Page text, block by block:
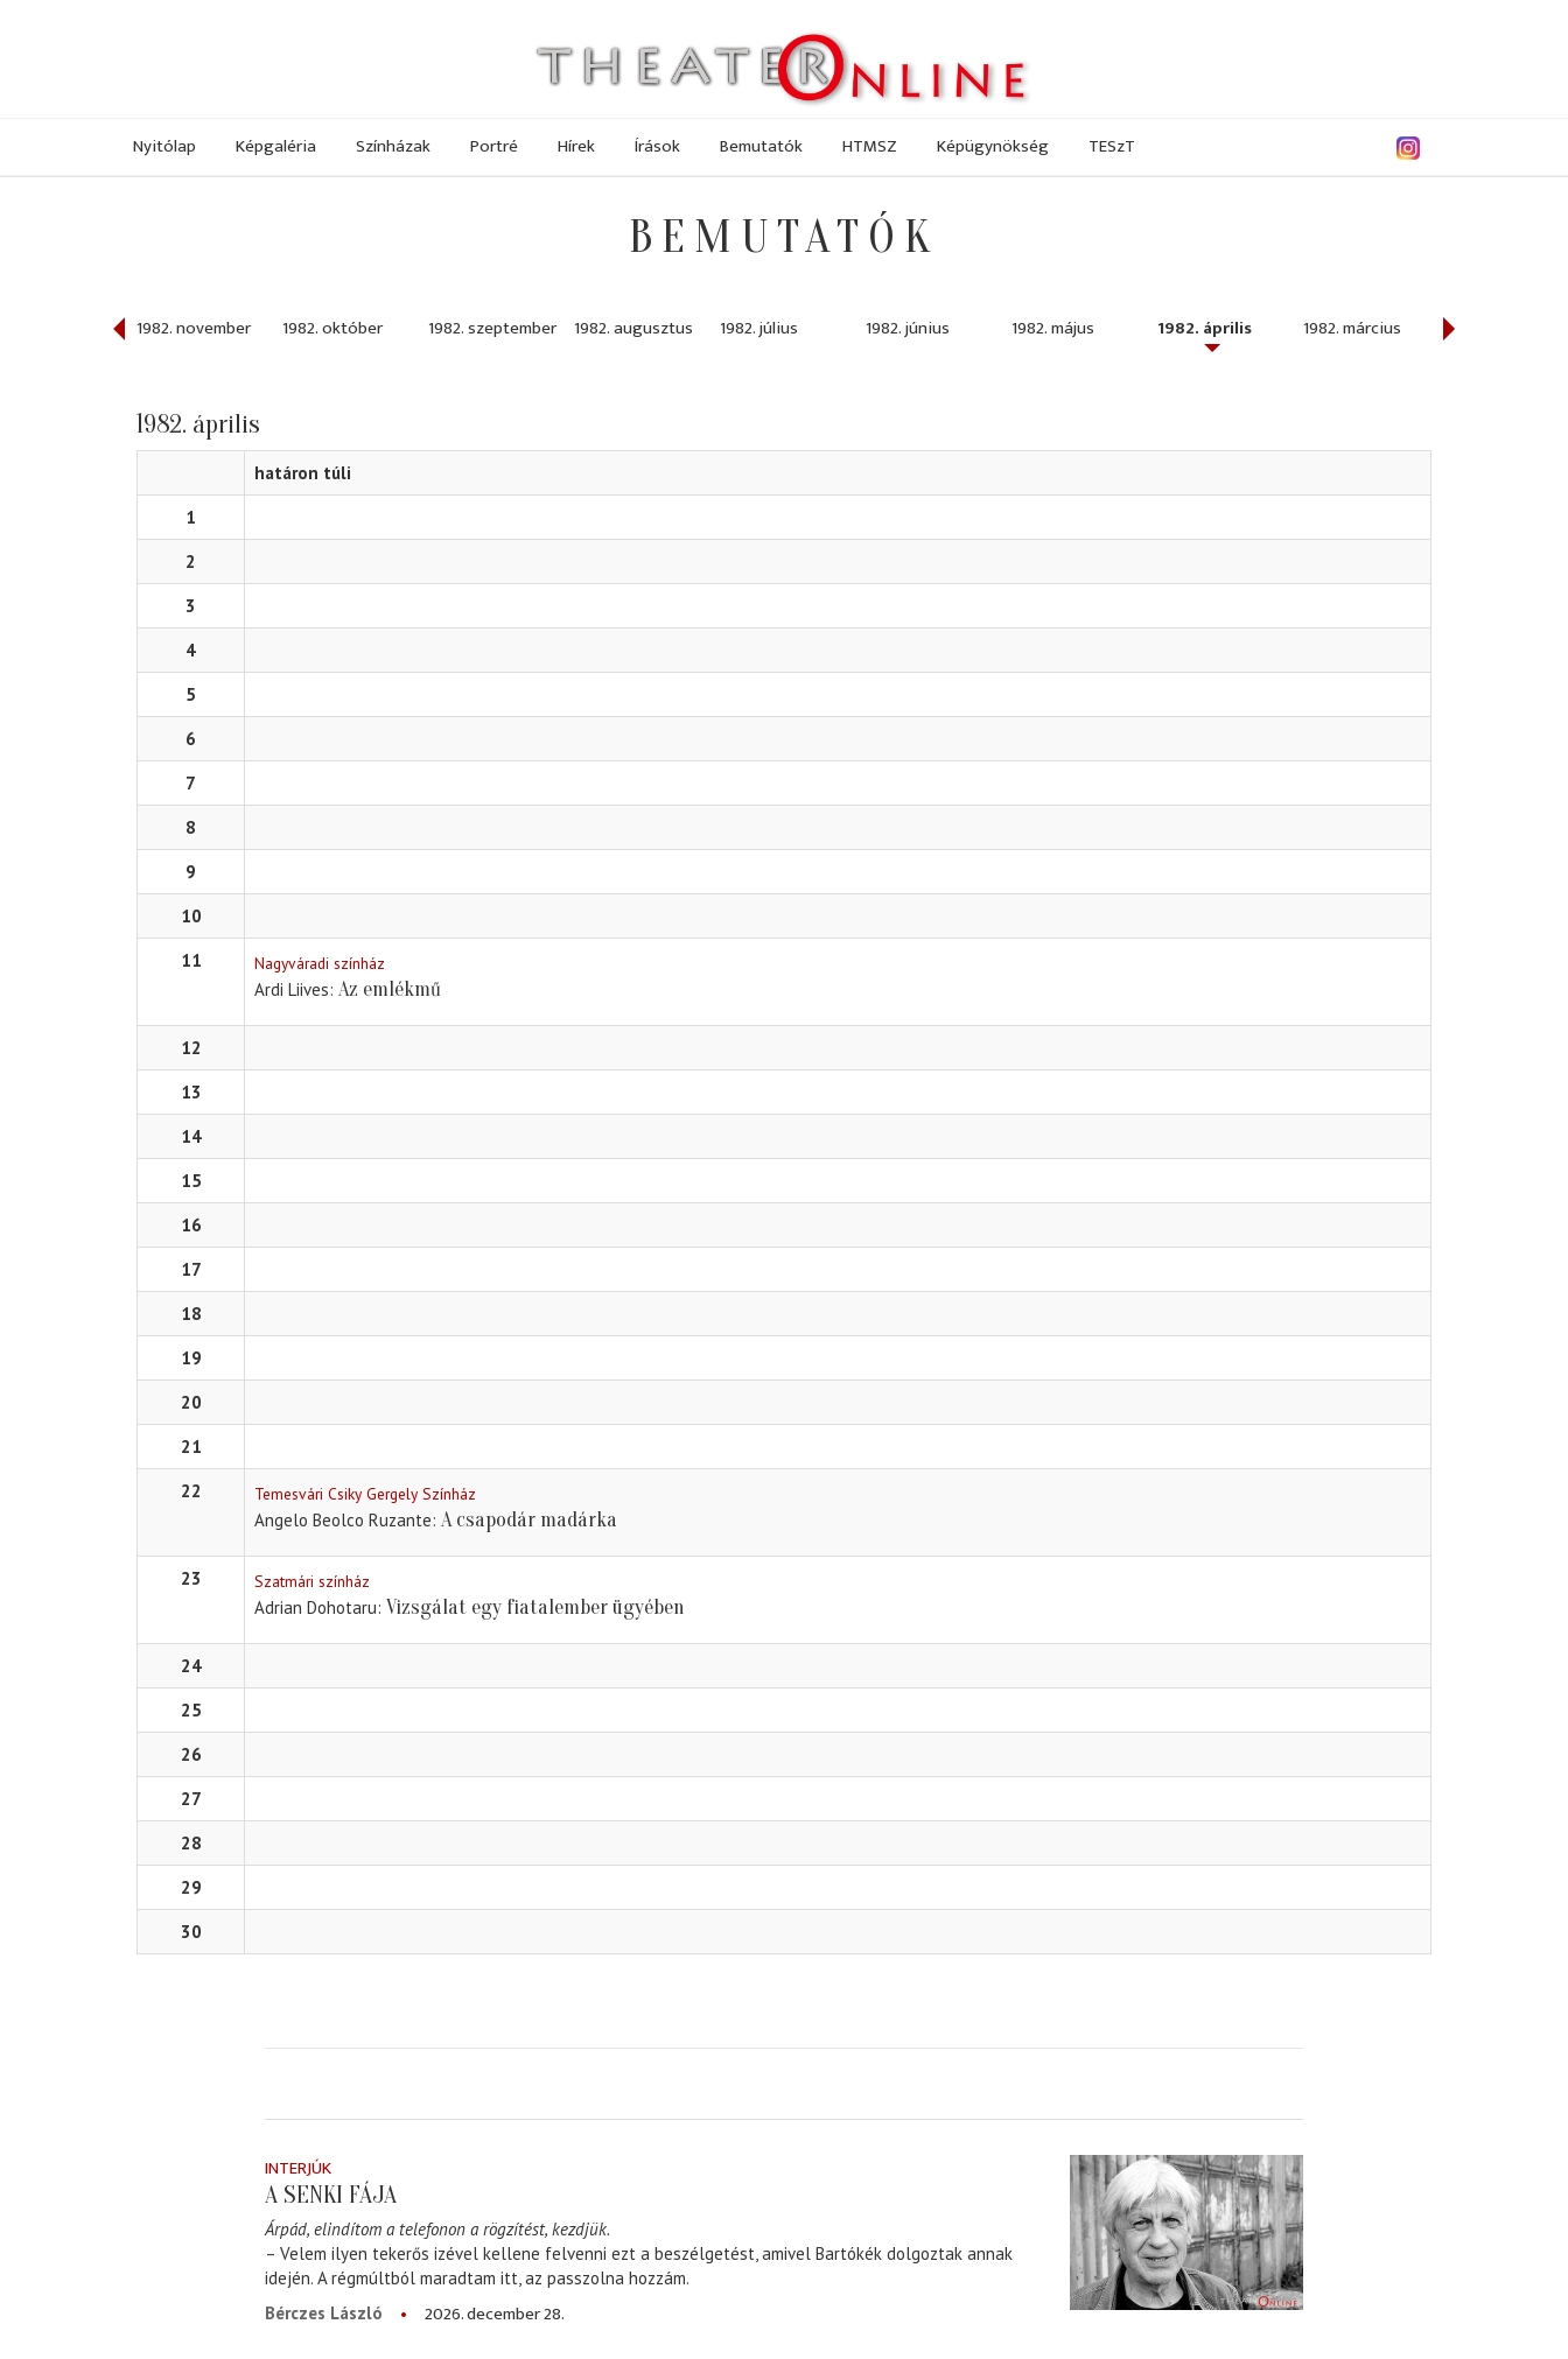
Nyitólap Képgaléria Színházak Portré Hírek Írások Bemutatók HTMSZ Képügynökség TESzT
BEMUTATÓK
1982. november 1982. október 1982. szeptember 1982. augusztus 1982. július 1982. június 1982. május 1982. április 1982. március 1982. február
1982. április
határon túli
1
2
3
4
5
6
7
8
9
10
11
Nagyváradi színház
Ardi Liives Az emlékmű
12
13
14
15
16
17
18
19
20
21
22
Temesvári Csiky Gergely Színház
Angelo Beolco Ruzante A csapodár madárka
23 Szatmári színház
Adrian Dohotaru Vizsgálat egy fiatalember ügyében
24
25
26
27
28
29
30
INTERJÚK
A SENKI FÁJA
Árpád, elindítom a telefonon a rögzítést, kezdjük.
– Velem ilyen tekerős izével kellene felvenni ezt a beszélgetést, amivel Bartókék dolgoztak annak
idején. A régmúltból maradtam itt, az passzolna hozzám.
Bérczes László
2026. december 28.